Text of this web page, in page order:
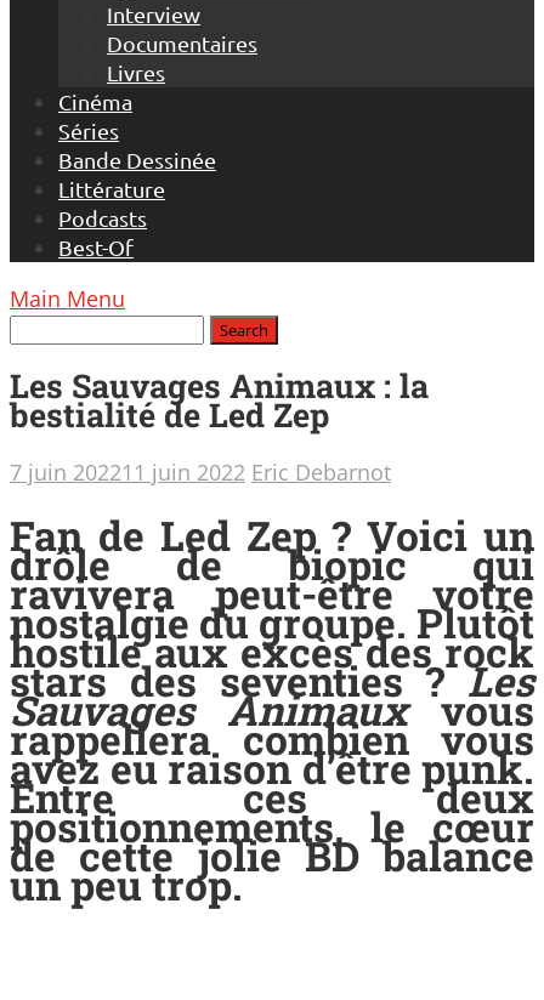
Interview
Documentaires
Livres
Cinéma
Séries
Bande Dessinée
Littérature
Podcasts
Best-Of
Main Menu
Les Sauvages Animaux : la
bestialité de Led Zep
7 juin 202211 juin 2022 Eric Debarnot
Fan de Led Zep ? Voici un
drôle de biopic qui
ravivera peut-être votre
nostalgie du groupe. Plutôt
hostile aux excès des rock
stars des seventies ?Les
Sauvages Animauxvous
rappellera combien vous
avez eu raison d’être punk.
Entre ces deux
positionnements, le cœur
de cette jolie BD balance
un peu trop.